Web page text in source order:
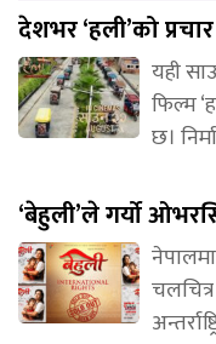
देशभर ‘हली’को
यही
फिल्म
छ।
‘बेहुली’ले गर्यो